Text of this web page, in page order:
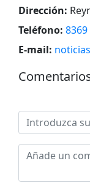
Dirección:
Teléfono:
E-mail: